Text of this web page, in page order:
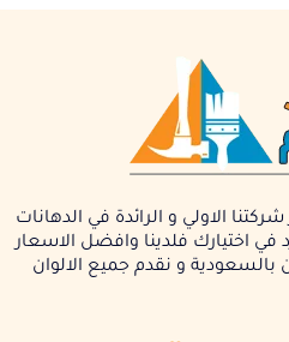
الاولي و الرائدة في الدهانات
في اختيارك فلدينا وافضل الاسعار
بالسعودية و نقدم جميع الالوان